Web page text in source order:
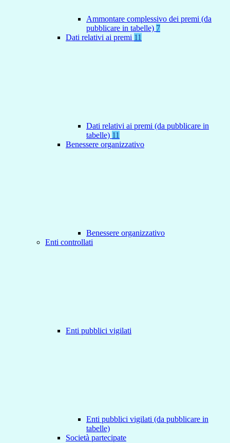
Ammontare complessivo dei premi (da
pubblicare in tabelle) 7
Dati relativi ai premi 11
Dati relativi ai premi (da pubblicare in
tabelle) 11
Benessere organizzativo
Benessere organizzativo
Enti controllati
Enti pubblici vigilati
Enti pubblici vigilati (da pubblicare in
tabelle)
Società partecipate